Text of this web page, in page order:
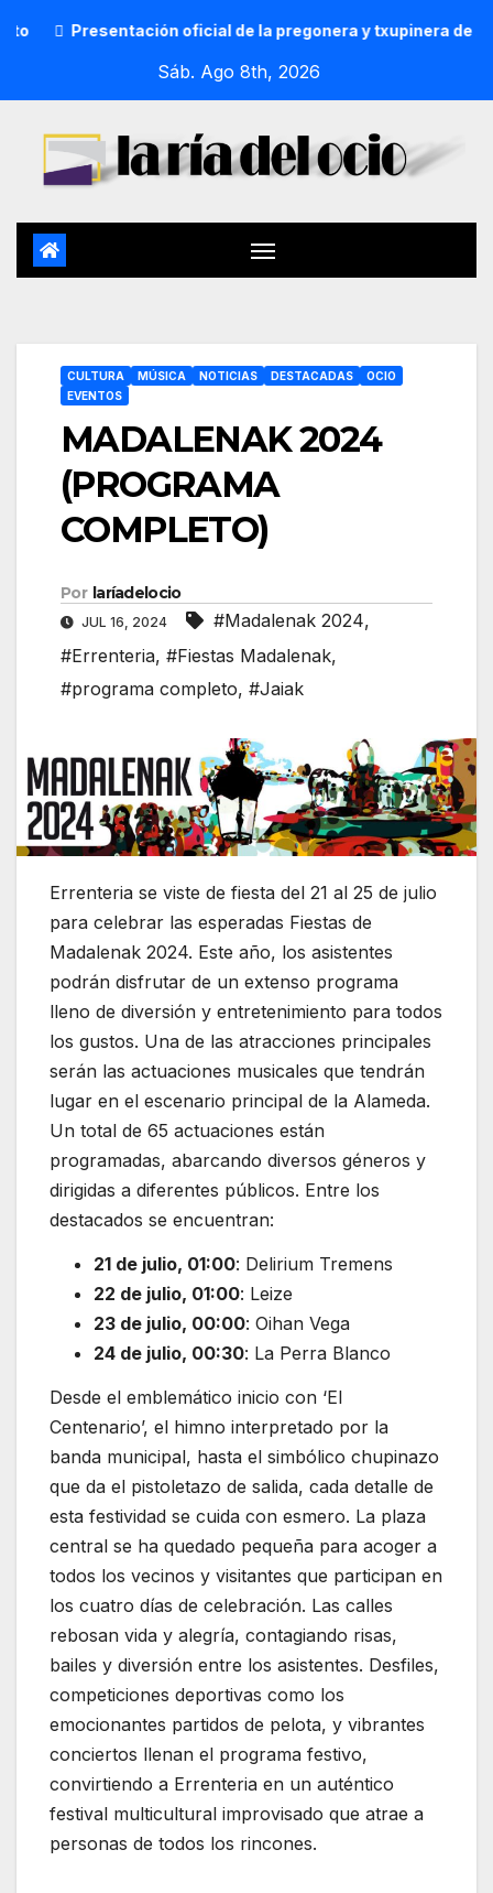
oficial de la pregonera y txupinera de Aste Nagusia
Sáb. Ago 8th, 2026
CULTURA MÚSICA NOTICIAS DESTACADAS
OCIO
EVENTOS
MADALENAK 2024
(PROGRAMA
COMPLETO)
Por laríadelocio
JUL 16, 2024 #Madalenak 2024,
#Errenteria, #Fiestas Madalenak,
#programa completo, #Jaiak
Errenteria se viste de fiesta del 21 al 25 de julio
para celebrar las esperadas Fiestas de
Madalenak 2024. Este año, los asistentes
podrán disfrutar de un extenso programa
lleno de diversión y entretenimiento para todos
los gustos. Una de las atracciones principales
serán las actuaciones musicales que tendrán
lugar en el escenario principal de la Alameda.
Un total de 65 actuaciones están
programadas, abarcando diversos géneros y
dirigidas a diferentes públicos. Entre los
destacados se encuentran:
21 de julio, 01:00: Delirium Tremens
22 de julio, 01:00: Leize
23 de julio, 00:00: Oihan Vega
24 de julio, 00:30: La Perra Blanco
Desde el emblemático inicio con ‘El
Centenario’, el himno interpretado por la
banda municipal, hasta el simbólico chupinazo
que da el pistoletazo de salida, cada detalle de
esta festividad se cuida con esmero. La plaza
central se ha quedado pequeña para acoger a
todos los vecinos y visitantes que participan en
los cuatro días de celebración. Las calles
rebosan vida y alegría, contagiando risas,
bailes y diversión entre los asistentes. Desfiles,
competiciones deportivas como los
emocionantes partidos de pelota, y vibrantes
conciertos llenan el programa festivo,
convirtiendo a Errenteria en un auténtico
festival multicultural improvisado que atrae a
personas de todos los rincones.